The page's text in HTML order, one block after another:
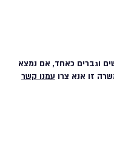
וגברים כאחד, אם נמצא
זו אנא צרו עמנו קשר